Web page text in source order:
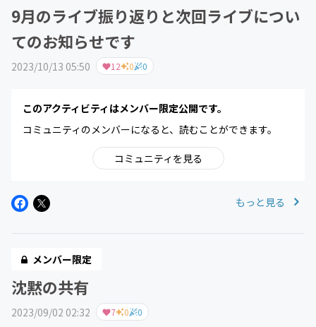
9月のライブ振り返りと次回ライブについ
てのお知らせです
2023/10/13 05:50 12 0 0
このアクティビティはメンバー限定公開です。
コミュニティのメンバーになると、読むことができます。
コミュニティを見る
もっと見る
メンバー限定
沈黙の共有
2023/09/02 02:32 7 0 0